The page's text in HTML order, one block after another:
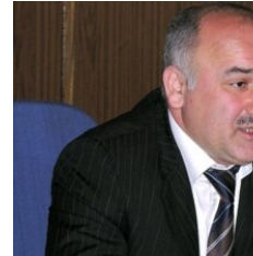
QANUNI DOĞRU
FOTOQALEREYA
İNFOQRAFIKA
KARIKATURA
RADIO ARXIV
OXU ZALI
AZƏRBAYCAN ƏDƏBIYYATI
İSLAM VƏ DEMOKRATIYA
HAQQIMIZDA
MISSIYAMIZ
PEŞƏ ETIKASI VƏ JURNALISTIKA
BIZI IZLƏ